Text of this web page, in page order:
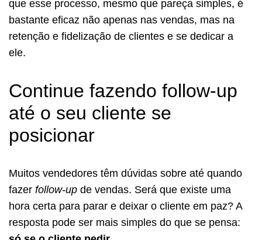
que esse processo, mesmo que pareça simples, é
bastante eficaz não apenas nas vendas, mas na
retenção e fidelização de clientes e se dedicar a
ele.
Continue fazendo follow-up
até o seu cliente se
posicionar
Muitos vendedores têm dúvidas sobre até quando
fazer follow-up de vendas. Será que existe uma
hora certa para parar e deixar o cliente em paz? A
resposta pode ser mais simples do que se pensa: